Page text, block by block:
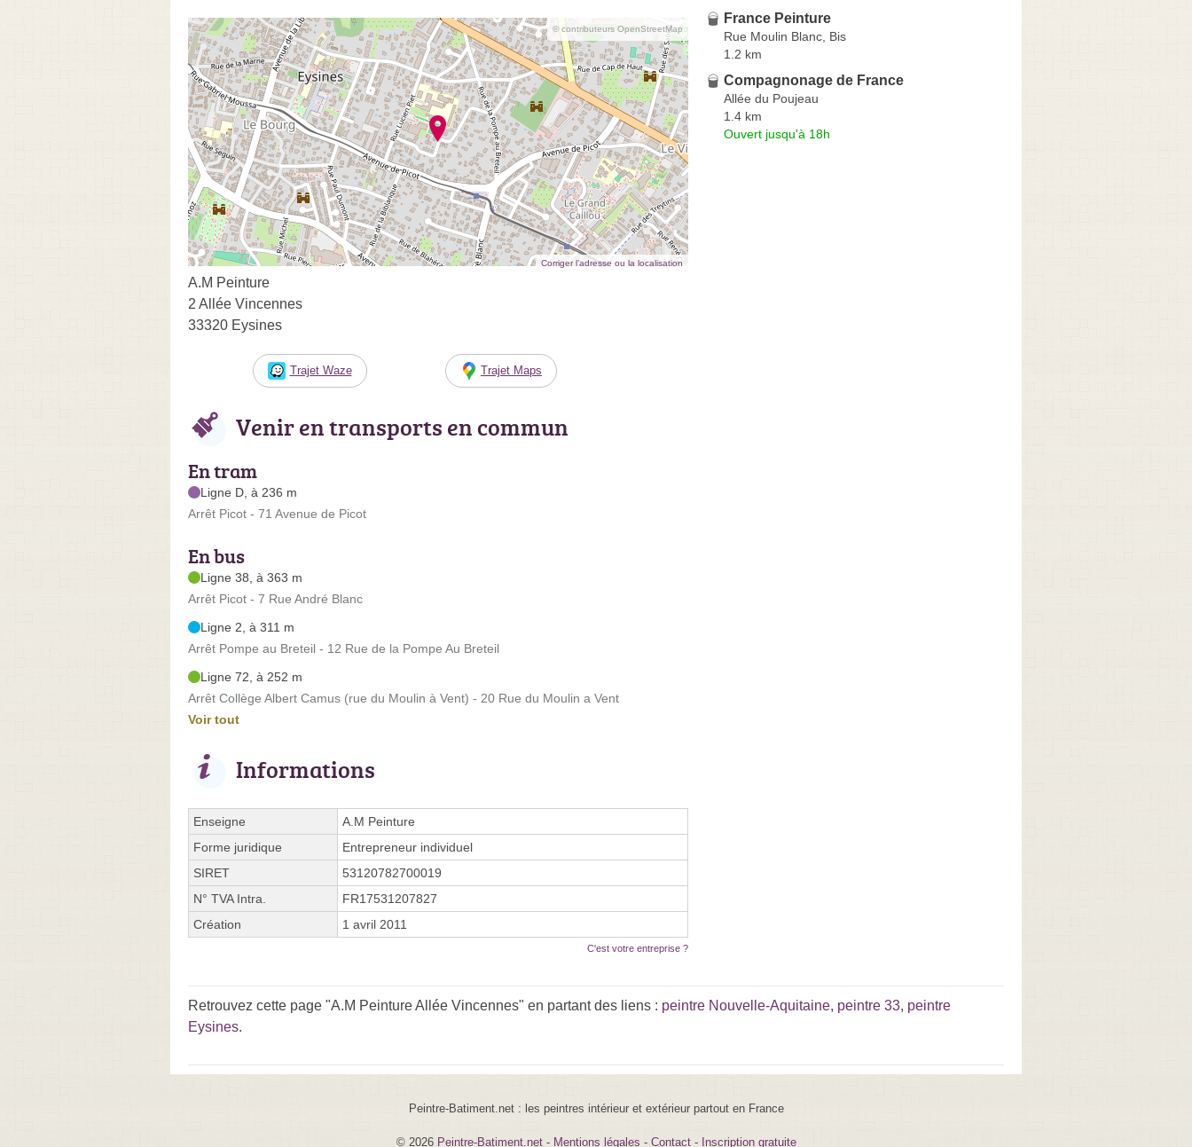
© contributeurs OpenStreetMap
Corriger l’adresse ou la localisation
A.M Peinture
2 Allée Vincennes
33320 Eysines
Trajet Waze Trajet Maps
Venir en transports en commun
En tram
Ligne D, à 236 m
Arrêt Picot - 71 Avenue de Picot
En bus
Ligne 38, à 363 m
Arrêt Picot - 7 Rue André Blanc
Ligne 2, à 311 m
Arrêt Pompe au Breteil - 12 Rue de la Pompe Au Breteil
Ligne 72, à 252 m
Arrêt Collège Albert Camus (rue du Moulin à Vent) - 20 Rue du Moulin a Vent
Voir tout
Informations
Enseigne
A.M Peinture
Forme juridique
Entrepreneur individuel
SIRET
53120782700019
N° TVA Intra.
FR17531207827
Création
1 avril 2011
C'est votre entreprise ?
France Peinture
Rue Moulin Blanc, Bis
1.2 km
Compagnonage de France
Allée du Poujeau
1.4 km
Ouvert jusqu'à 18h
Retrouvez cette page "A.M Peinture Allée Vincennes" en partant des liens : peintre Nouvelle-Aquitaine, peintre 33, peintre
Eysines.
Peintre-Batiment.net : les peintres intérieur et extérieur partout en France
© 2026 Peintre-Batiment.net - Mentions légales - Contact- Inscription gratuite